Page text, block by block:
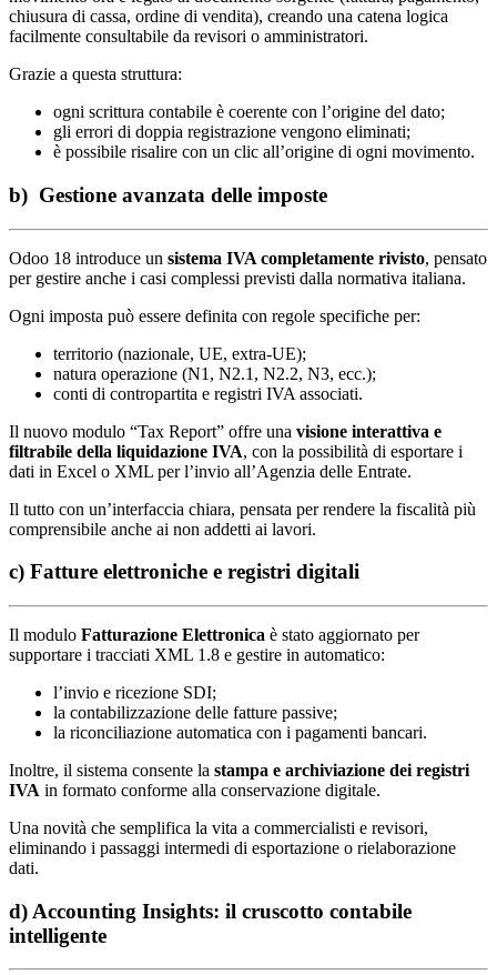
chiusura di cassa, ordine di vendita), creando una catena logica
facilmente consultabile da revisori o amministratori.
Grazie a questa struttura:
ogni scrittura contabile è coerente con l’origine del dato;
gli errori di doppia registrazione vengono eliminati;
è possibile risalire con un clic all’origine di ogni movimento.
b) Gestione avanzata delle imposte
Odoo 18 introduce un sistema IVA completamente rivisto, pensato
per gestire anche i casi complessi previsti dalla normativa italiana.
Ogni imposta può essere definita con regole specifiche per:
territorio (nazionale, UE, extra-UE);
natura operazione (N1, N2.1, N2.2, N3, ecc.);
conti di contropartita e registri IVA associati.
Il nuovo modulo “Tax Report” offre una visione interattiva e
filtrabile della liquidazione IVA, con la possibilità di esportare i
dati in Excel o XML per l’invio all’Agenzia delle Entrate.
Il tutto con un’interfaccia chiara, pensata per rendere la fiscalità più
comprensibile anche ai non addetti ai lavori.
c) Fatture elettroniche e registri digitali
Il modulo Fatturazione Elettronica è stato aggiornato per
supportare i tracciati XML 1.8 e gestire in automatico:
l’invio e ricezione SDI;
la contabilizzazione delle fatture passive;
la riconciliazione automatica con i pagamenti bancari.
Inoltre, il sistema consente la stampa e archiviazione dei registri
IVA in formato conforme alla conservazione digitale.
Una novità che semplifica la vita a commercialisti e revisori,
eliminando i passaggi intermedi di esportazione o rielaborazione
dati.
d) Accounting Insights: il cruscotto contabile
intelligente